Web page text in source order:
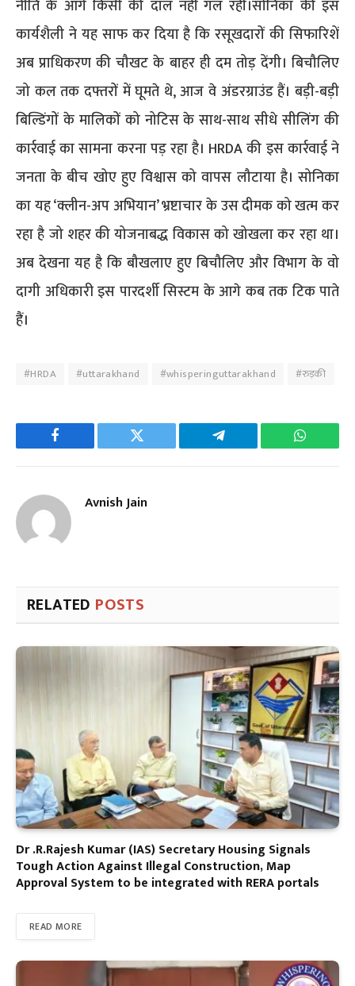
नीति के आगे किसी की दाल नहीं गल रही।​सोनिका की इस
कार्यशैली ने यह साफ कर दिया है कि रसूखदारों की सिफारिशें
अब प्राधिकरण की चौखट के बाहर ही दम तोड़ देंगी। बिचौलिए
जो कल तक दफ्तरों में घूमते थे, आज वे अंडरग्राउंड हैं। बड़ी-बड़ी
बिल्डिंगों के मालिकों को नोटिस के साथ-साथ सीधे सीलिंग की
कार्रवाई का सामना करना पड़ रहा है। ​HRDA की इस कार्रवाई ने
जनता के बीच खोए हुए विश्वास को वापस लौटाया है। सोनिका
का यह ‘क्लीन-अप अभियान’ भ्रष्टाचार के उस दीमक को खत्म कर
रहा है जो शहर की योजनाबद्ध विकास को खोखला कर रहा था।
अब देखना यह है कि बौखलाए हुए बिचौलिए और विभाग के वो
दागी अधिकारी इस पारदर्शी सिस्टम के आगे कब तक टिक पाते
हैं।
#HRDA #uttarakhand #whisperinguttarakhand #रुड़की
Facebook Twitter Telegram
Avnish Jain
RELATED POSTS
Dr .R.Rajesh Kumar (IAS) Secretary Housing Signals
Tough Action Against Illegal Construction, Map
Approval System to be integrated with RERA portals
READ MORE